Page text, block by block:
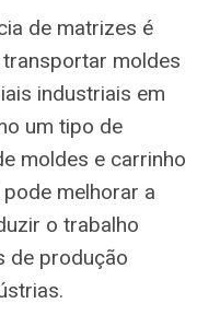
de matrizes é
moldes
industriais em
um tipo de
moldes e carrinho
melhorar a
o trabalho
de produção